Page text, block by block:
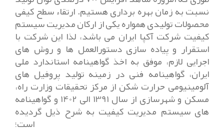
نسبت به زمان بهره برداری هستیم. ارتقاء سطح کیفی
محصولات تولیدی همواره یکی از ارکان مدیریت سیستم
کیفیت شرکت آکپا ایران می باشد، لذا این شرکت با
استقرار و پیاده سازی دستورالعمل ها و روش های
اجرایی لازم، موفق به اخذ گواهینامه استاندارد ملی
ایران، گواهینامه فنی در زمینه تولید پروفیل های
آلومینیومی حرارت شکن از مرکز تحقیقات وزارت راه،
مسکن و شهرسازی از سال 1391 الی 1402 و گواهینامه
های سیستم مدیریت کیفیت به شرح ذیل گردیده
است؛